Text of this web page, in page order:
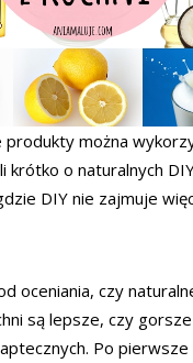
produkty można
krótko o naturalnych
DIY nie zajmuje
oceniania, czy
są lepsze, czy
Po